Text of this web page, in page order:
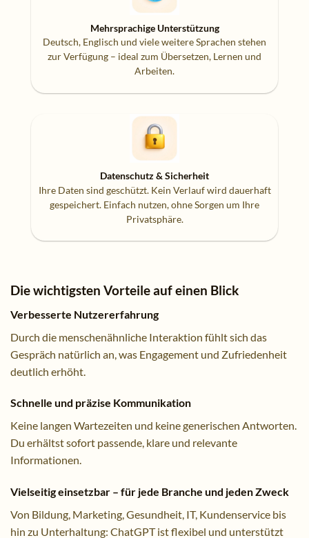
Mehrsprachige Unterstützung
Deutsch, Englisch und viele weitere Sprachen stehen
zur Verfügung – ideal zum Übersetzen, Lernen und
Arbeiten.
Datenschutz & Sicherheit
Ihre Daten sind geschützt. Kein Verlauf wird dauerhaft
gespeichert. Einfach nutzen, ohne Sorgen um Ihre
Privatsphäre.
Die wichtigsten Vorteile auf einen Blick
Verbesserte Nutzererfahrung
Durch die menschenähnliche Interaktion fühlt sich das
Gespräch natürlich an, was Engagement und Zufriedenheit
deutlich erhöht.
Schnelle und präzise Kommunikation
Keine langen Wartezeiten und keine generischen Antworten.
Du erhältst sofort passende, klare und relevante
Informationen.
Vielseitig einsetzbar – für jede Branche und jeden Zweck
Von Bildung, Marketing, Gesundheit, IT, Kundenservice bis
hin zu Unterhaltung: ChatGPT ist flexibel und unterstützt